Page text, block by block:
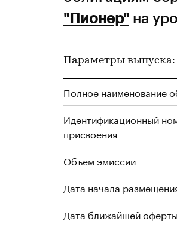
"Пионер" на
Параметры выпуска:
Полное наименование
Идентификационный
присвоения
Объем эмиссии
Дата начала
Дата ближайшей оферты